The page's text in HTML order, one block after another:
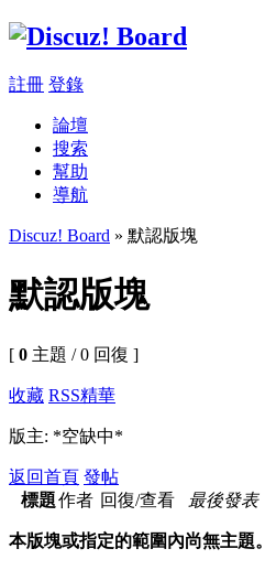
註冊 登錄
論壇
搜索
幫助
導航
Discuz! Board » 默認版塊
默認版塊
[ 0 主題 / 0 回復 ]
收藏 RSS精華
版主: *空缺中*
返回首頁 發帖
標題作者 回復/查看 最後發表
本版塊或指定的範圍內尚無主題。